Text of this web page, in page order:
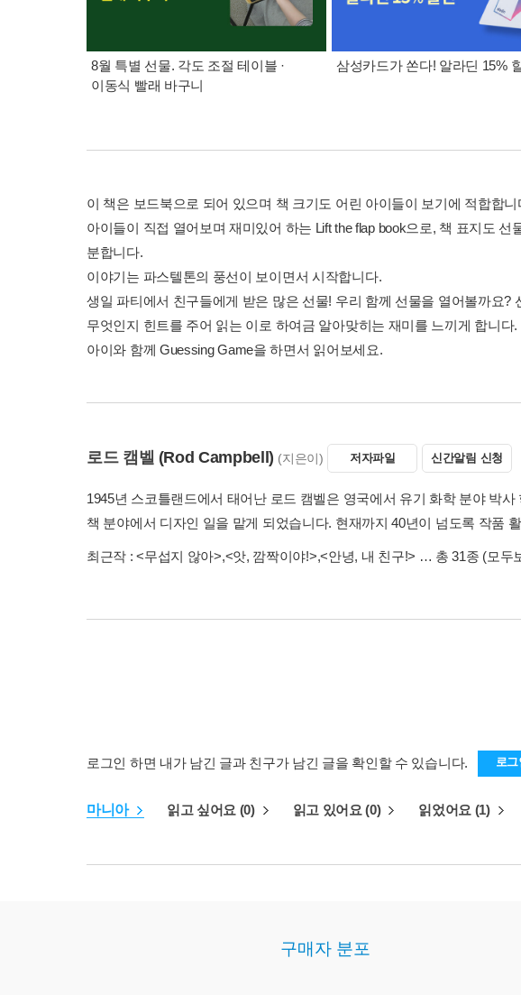
8월 특별 선물. 각도 조절 테이블 ·
이동식 빨래 바구니
삼성카드가 쏜다! 알라딘 15%
이 책은 보드북으로 되어 있으며 책 크기도 어린 아이들이 보기에 적합합니
아이들이 직접 열어보며 재미있어 하는 Lift the flap book으로, 책 표지도
분합니다.
이야기는 파스텔톤의 풍선이 보이면서 시작합니다.
생일 파티에서 친구들에게 받은 많은 선물! 우리 함께 선물을 열어볼까요?
무엇인지 힌트를 주어 읽는 이로 하여금 알아맞히는 재미를 느끼게 합니다.
아이와 함께 Guessing Game을 하면서 읽어보세요.
로드 캠벨 (Rod Campbell) (지은이) 저자파일 신간알림 신청
1945년 스코틀랜드에서 태어난 로드 캠벨은 영국에서 유기 화학 분야 박
책 분야에서 디자인 일을 맡게 되었습니다. 현재까지 40년이 넘도록 작품
최근작 :<무섭지 않아>,<앗, 깜짝이야!>,<안녕, 내 친구!> … 총 31종 (모두
로그인 하면 내가 남긴 글과 친구가 남긴 글을 확인할 수 있습니다. 로그
마니아 읽고 싶어요 (0) 읽고 있어요 (0) 읽었어요 (1)
구매자 분포